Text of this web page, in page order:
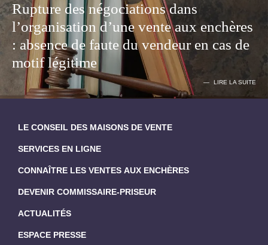
Rupture des négociations dans
l’organisation d’une vente aux enchères
: absence de faute du vendeur en cas de
motif légitime
LIRE LA SUITE
LE CONSEIL DES MAISONS DE VENTE
SERVICES EN LIGNE
CONNAÎTRE LES VENTES AUX ENCHÈRES
DEVENIR COMMISSAIRE-PRISEUR
ACTUALITÉS
ESPACE PRESSE